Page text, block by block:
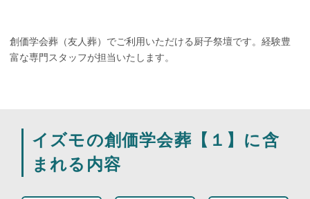
創価学会葬（友人葬）でご利用いただける厨子祭壇です。経験豊
富な専門スタッフが担当いたします。
イズモの創価学会葬【１】に含
まれる内容